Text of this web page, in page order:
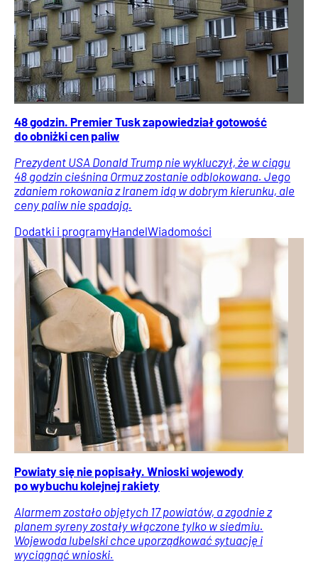
48 godzin. Premier Tusk zapowiedział gotowość
do obniżki cen paliw
Prezydent USA Donald Trump nie wykluczył, że w ciągu
48 godzin cieśnina Ormuz zostanie odblokowana. Jego
zdaniem rokowania z Iranem idą w dobrym kierunku, ale
ceny paliw nie spadają.
Dodatki i programyHandelWiadomości
Powiaty się nie popisały. Wnioski wojewody
po wybuchu kolejnej rakiety
Alarmem zostało objętych 17 powiatów, a zgodnie z
planem syreny zostały włączone tylko w siedmiu.
Wojewoda lubelski chce uporządkować sytuację i
wyciągnąć wnioski.